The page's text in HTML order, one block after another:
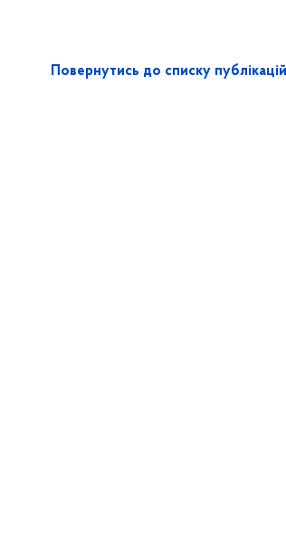
Повернутись до списку публікацій